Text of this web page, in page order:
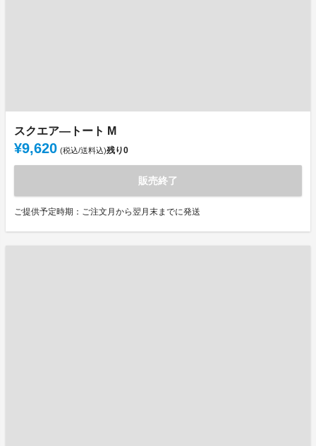
スクエア―トート M
¥9,620 (税込/送料込)残り0
販売終了
ご提供予定時期：ご注文月から翌月末までに発送